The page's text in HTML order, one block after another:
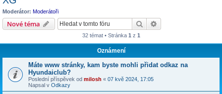
Moderátor: Moderátoři
Nové téma Hledat
32 témat • Stránka 1 z 1
Oznámení
Máte www stránky, kam byste mohli přidat odkaz na
Hyundaiclub?
Poslední příspěvek od milosh « 07 kvě 2024, 17:05
Napsal v Odkazy